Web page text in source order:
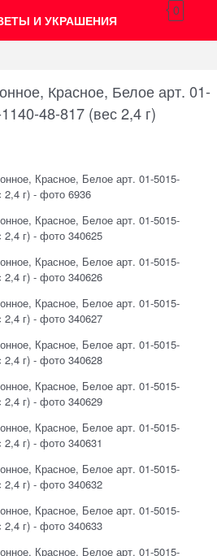
И УКРАШЕНИЯ
0
Красное, Белое арт. 01-
48-817 (вес 2,4 г)